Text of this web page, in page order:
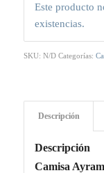
Este producto
existencias.
SKU: N/D Categorías:
Descripción
Descripción
Camisa Ayram